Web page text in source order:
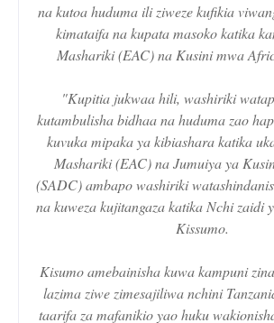
na kutoa huduma ili ziweze kufikia
kimataifa na kupata masoko katika
Mashariki (EAC) na Kusini mwa
"Kupitia jukwaa hili, washiriki
kutambulisha bidhaa na huduma zao
kuvuka mipaka ya kibiashara katika
Mashariki (EAC) na Jumuiya ya
(SADC) ambapo washiriki
na kuweza kujitangaza katika Nchi zaidi
Kissumo.
Kisumo amebainisha kuwa kampuni
lazima ziwe zimesajiliwa nchini
taarifa za mafanikio yao huku